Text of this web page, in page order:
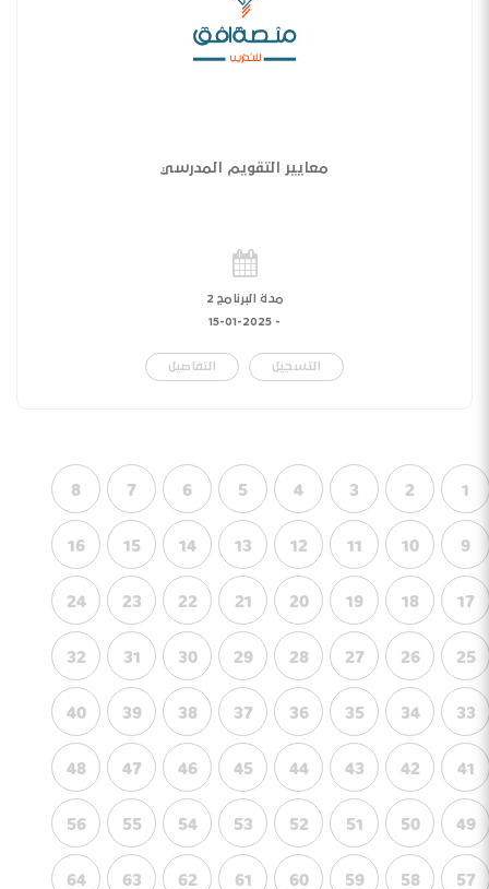
معايير التقويم المدرسي
مدة البرنامج 2
-
15-01-2025
التسجيل التفاصيل
1
2
3
4
5
6
7
8
9
10
11
12
13
14
15
16
17
18
19
20
21
22
23
24
25
26
27
28
29
30
31
32
33
34
35
36
37
38
39
40
41
42
43
44
45
46
47
48
49
50
51
52
53
54
55
56
57
58
59
60
61
62
63
64